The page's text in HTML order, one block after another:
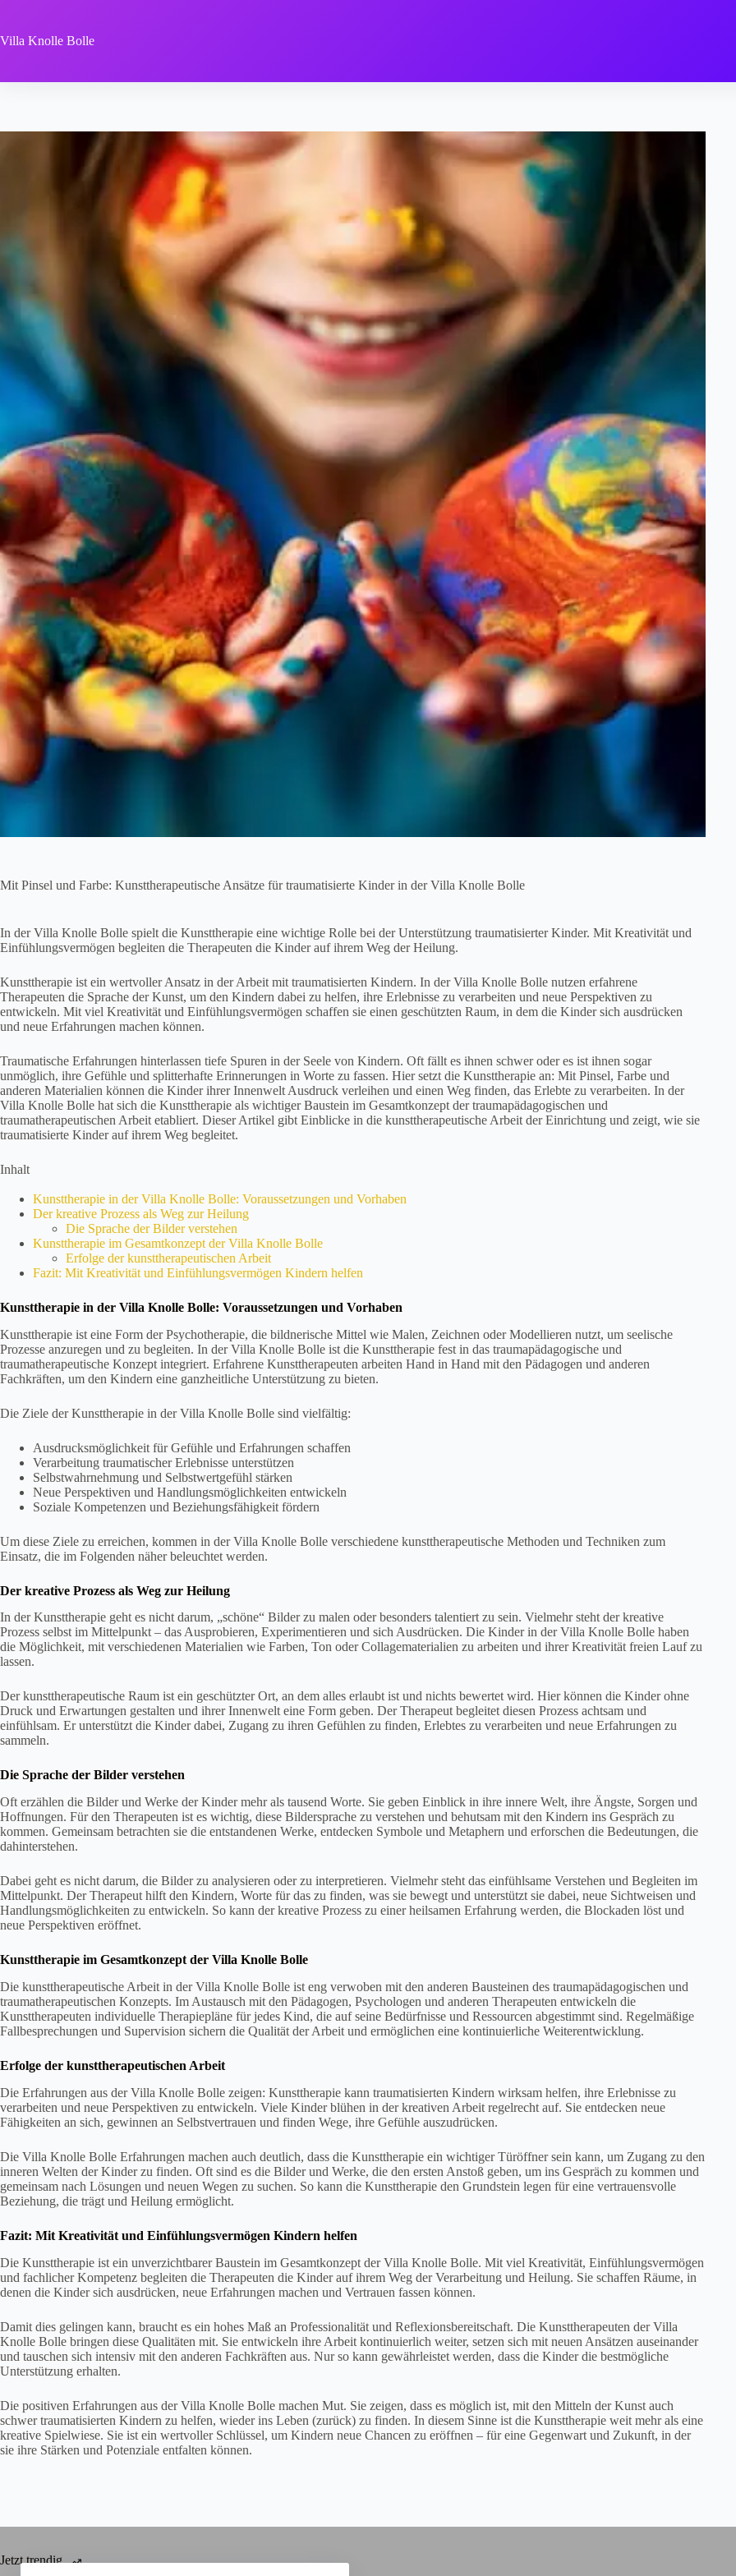
springen
Villa Knolle Bolle
Mit Pinsel und Farbe: Kunsttherapeutische Ansätze für traumatisierte Kinder in der Villa Knolle Bolle
In der Villa Knolle Bolle spielt die Kunsttherapie eine wichtige Rolle bei der Unterstützung traumatisierter Kinder. Mit Kreativität und
Einfühlungsvermögen begleiten die Therapeuten die Kinder auf ihrem Weg der Heilung.
Kunsttherapie ist ein wertvoller Ansatz in der Arbeit mit traumatisierten Kindern. In der Villa Knolle Bolle nutzen erfahrene
Therapeuten die Sprache der Kunst, um den Kindern dabei zu helfen, ihre Erlebnisse zu verarbeiten und neue Perspektiven zu
entwickeln. Mit viel Kreativität und Einfühlungsvermögen schaffen sie einen geschützten Raum, in dem die Kinder sich ausdrücken
und neue Erfahrungen machen können.
Traumatische Erfahrungen hinterlassen tiefe Spuren in der Seele von Kindern. Oft fällt es ihnen schwer oder es ist ihnen sogar
unmöglich, ihre Gefühle und splitterhafte Erinnerungen in Worte zu fassen. Hier setzt die Kunsttherapie an: Mit Pinsel, Farbe und
anderen Materialien können die Kinder ihrer Innenwelt Ausdruck verleihen und einen Weg finden, das Erlebte zu verarbeiten. In der
Villa Knolle Bolle hat sich die Kunsttherapie als wichtiger Baustein im Gesamtkonzept der traumapädagogischen und
traumatherapeutischen Arbeit etabliert. Dieser Artikel gibt Einblicke in die kunsttherapeutische Arbeit der Einrichtung und zeigt, wie sie
traumatisierte Kinder auf ihrem Weg begleitet.
Inhalt
Kunsttherapie in der Villa Knolle Bolle: Voraussetzungen und Vorhaben
Der kreative Prozess als Weg zur Heilung
Die Sprache der Bilder verstehen
Kunsttherapie im Gesamtkonzept der Villa Knolle Bolle
Erfolge der kunsttherapeutischen Arbeit
Fazit: Mit Kreativität und Einfühlungsvermögen Kindern helfen
Kunsttherapie in der Villa Knolle Bolle: Voraussetzungen und Vorhaben
Kunsttherapie ist eine Form der Psychotherapie, die bildnerische Mittel wie Malen, Zeichnen oder Modellieren nutzt, um seelische
Prozesse anzuregen und zu begleiten. In der Villa Knolle Bolle ist die Kunsttherapie fest in das traumapädagogische und
traumatherapeutische Konzept integriert. Erfahrene Kunsttherapeuten arbeiten Hand in Hand mit den Pädagogen und anderen
Fachkräften, um den Kindern eine ganzheitliche Unterstützung zu bieten.
Die Ziele der Kunsttherapie in der Villa Knolle Bolle sind vielfältig:
Ausdrucksmöglichkeit für Gefühle und Erfahrungen schaffen
Verarbeitung traumatischer Erlebnisse unterstützen
Selbstwahrnehmung und Selbstwertgefühl stärken
Neue Perspektiven und Handlungsmöglichkeiten entwickeln
Soziale Kompetenzen und Beziehungsfähigkeit fördern
Um diese Ziele zu erreichen, kommen in der Villa Knolle Bolle verschiedene kunsttherapeutische Methoden und Techniken zum
Einsatz, die im Folgenden näher beleuchtet werden.
Der kreative Prozess als Weg zur Heilung
In der Kunsttherapie geht es nicht darum, „schöne“ Bilder zu malen oder besonders talentiert zu sein. Vielmehr steht der kreative
Prozess selbst im Mittelpunkt – das Ausprobieren, Experimentieren und sich Ausdrücken. Die Kinder in der Villa Knolle Bolle haben
die Möglichkeit, mit verschiedenen Materialien wie Farben, Ton oder Collagematerialien zu arbeiten und ihrer Kreativität freien Lauf zu
lassen.
Der kunsttherapeutische Raum ist ein geschützter Ort, an dem alles erlaubt ist und nichts bewertet wird. Hier können die Kinder ohne
Druck und Erwartungen gestalten und ihrer Innenwelt eine Form geben. Der Therapeut begleitet diesen Prozess achtsam und
einfühlsam. Er unterstützt die Kinder dabei, Zugang zu ihren Gefühlen zu finden, Erlebtes zu verarbeiten und neue Erfahrungen zu
sammeln.
Die Sprache der Bilder verstehen
Oft erzählen die Bilder und Werke der Kinder mehr als tausend Worte. Sie geben Einblick in ihre innere Welt, ihre Ängste, Sorgen und
Hoffnungen. Für den Therapeuten ist es wichtig, diese Bildersprache zu verstehen und behutsam mit den Kindern ins Gespräch zu
kommen. Gemeinsam betrachten sie die entstandenen Werke, entdecken Symbole und Metaphern und erforschen die Bedeutungen, die
dahinterstehen.
Dabei geht es nicht darum, die Bilder zu analysieren oder zu interpretieren. Vielmehr steht das einfühlsame Verstehen und Begleiten im
Mittelpunkt. Der Therapeut hilft den Kindern, Worte für das zu finden, was sie bewegt und unterstützt sie dabei, neue Sichtweisen und
Handlungsmöglichkeiten zu entwickeln. So kann der kreative Prozess zu einer heilsamen Erfahrung werden, die Blockaden löst und
neue Perspektiven eröffnet.
Kunsttherapie im Gesamtkonzept der Villa Knolle Bolle
Die kunsttherapeutische Arbeit in der Villa Knolle Bolle ist eng verwoben mit den anderen Bausteinen des traumapädagogischen und
traumatherapeutischen Konzepts. Im Austausch mit den Pädagogen, Psychologen und anderen Therapeuten entwickeln die
Kunsttherapeuten individuelle Therapiepläne für jedes Kind, die auf seine Bedürfnisse und Ressourcen abgestimmt sind. Regelmäßige
Fallbesprechungen und Supervision sichern die Qualität der Arbeit und ermöglichen eine kontinuierliche Weiterentwicklung.
Erfolge der kunsttherapeutischen Arbeit
Die Erfahrungen aus der Villa Knolle Bolle zeigen: Kunsttherapie kann traumatisierten Kindern wirksam helfen, ihre Erlebnisse zu
verarbeiten und neue Perspektiven zu entwickeln. Viele Kinder blühen in der kreativen Arbeit regelrecht auf. Sie entdecken neue
Fähigkeiten an sich, gewinnen an Selbstvertrauen und finden Wege, ihre Gefühle auszudrücken.
Die Villa Knolle Bolle Erfahrungen machen auch deutlich, dass die Kunsttherapie ein wichtiger Türöffner sein kann, um Zugang zu den
inneren Welten der Kinder zu finden. Oft sind es die Bilder und Werke, die den ersten Anstoß geben, um ins Gespräch zu kommen und
gemeinsam nach Lösungen und neuen Wegen zu suchen. So kann die Kunsttherapie den Grundstein legen für eine vertrauensvolle
Beziehung, die trägt und Heilung ermöglicht.
Fazit: Mit Kreativität und Einfühlungsvermögen Kindern helfen
Die Kunsttherapie ist ein unverzichtbarer Baustein im Gesamtkonzept der Villa Knolle Bolle. Mit viel Kreativität, Einfühlungsvermögen
und fachlicher Kompetenz begleiten die Therapeuten die Kinder auf ihrem Weg der Verarbeitung und Heilung. Sie schaffen Räume, in
denen die Kinder sich ausdrücken, neue Erfahrungen machen und Vertrauen fassen können.
Damit dies gelingen kann, braucht es ein hohes Maß an Professionalität und Reflexionsbereitschaft. Die Kunsttherapeuten der Villa
Knolle Bolle bringen diese Qualitäten mit. Sie entwickeln ihre Arbeit kontinuierlich weiter, setzen sich mit neuen Ansätzen auseinander
und tauschen sich intensiv mit den anderen Fachkräften aus. Nur so kann gewährleistet werden, dass die Kinder die bestmögliche
Unterstützung erhalten.
Die positiven Erfahrungen aus der Villa Knolle Bolle machen Mut. Sie zeigen, dass es möglich ist, mit den Mitteln der Kunst auch
schwer traumatisierten Kindern zu helfen, wieder ins Leben (zurück) zu finden. In diesem Sinne ist die Kunsttherapie weit mehr als eine
kreative Spielwiese. Sie ist ein wertvoller Schlüssel, um Kindern neue Chancen zu eröffnen – für eine Gegenwart und Zukunft, in der
sie ihre Stärken und Potenziale entfalten können.
Jetzt trendig